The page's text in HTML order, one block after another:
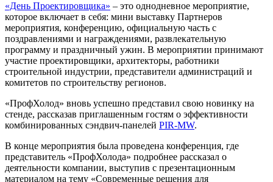
«День Проектировщика» – это однодневное мероприятие,
которое включает в себя: мини выставку Партнеров
мероприятия, конференцию, официальную часть с
поздравлениями и награждениями, развлекательную
программу и праздничный ужин. В мероприятии принимают
участие проектировщики, архитекторы, работники
строительной индустрии, представители администраций и
комитетов по строительству регионов.
«ПрофХолод» вновь успешно представил свою новинку на
стенде, рассказав приглашенным гостям о эффективности
комбинированных сэндвич-панелей PIR-MW.
В конце мероприятия была проведена конференция, где
представитель «ПрофХолода» подробнее рассказал о
деятельности компании, выступив с презентационным
материалом на тему «Современные решения для